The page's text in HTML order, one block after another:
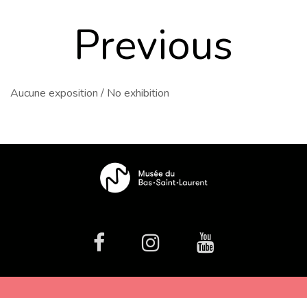
previous
Aucune exposition / No exhibition
facebookInstagramYoutube